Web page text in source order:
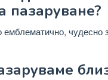
пазаруване?
чудесно